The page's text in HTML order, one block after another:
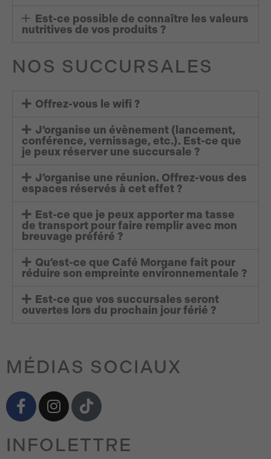
Est-ce possible de connaître les valeurs
nutritives de vos produits ?
NOS SUCCURSALES
Offrez-vous le wifi ?
J’organise un évènement (lancement,
conférence, vernissage, etc.). Est-ce que
je peux réserver une succursale ?
J’organise une réunion. Offrez-vous des
espaces réservés à cet effet ?
Est-ce que je peux apporter ma tasse
de transport pour faire remplir avec mon
breuvage préféré ?
Qu’est-ce que Café Morgane fait pour
réduire son empreinte environnementale ?
Est-ce que vos succursales seront
ouvertes lors du prochain jour férié ?
MÉDIAS SOCIAUX
F
a
e
I
n
t
T
i
t
INFOLETTRE